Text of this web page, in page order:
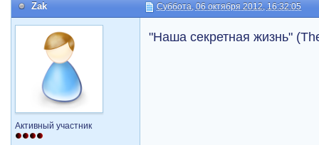
Zak Суббота, 06 октября 2012, 16:32:05
Активный участник
"Наша секретная жизнь"